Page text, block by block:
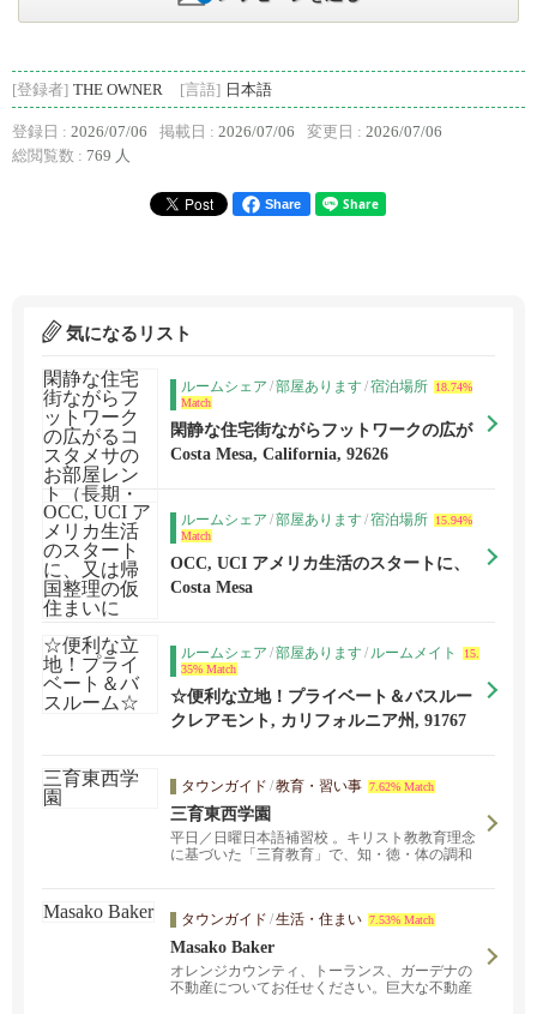
[登録者] THE OWNER [言語] 日本語
登録日 : 2026/07/06 掲載日 : 2026/07/06 変更日 : 2026/07/06
総閲覧数 : 769 人
Share
気になるリスト
ルームシェア /部屋あります/宿泊場所
18.74%
Match
閑静な住宅街ながらフットワークの広が
るコスタメサのお部屋レント（長期・短
Costa Mesa, California, 92626
ルームシェア /部屋あります/宿泊場所
15.94%
Match
OCC, UCI アメリカ生活のスタートに、
又は帰国整理の仮住まいに
Costa Mesa
ルームシェア /部屋あります/ ルームメイト
15.
35% Match
☆便利な立地！プライベート＆バスルー
ム☆
クレアモント, カリフォルニア州, 91767
タウンガイド /教育・習い事 7.62% Match
三育東西学園
平日／日曜日本語補習校 。キリスト教教育理念
に基づいた「三育教育」で、知・徳・体の調和
タウンガイド /生活・住まい 7.53% Match
Masako Baker
オレンジカウンティ、トーランス、ガーデナの
不動産についてお任せください。巨大な不動産